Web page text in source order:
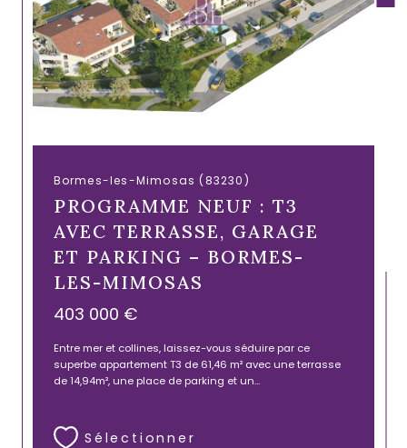
Bormes-les-Mimosas (83230)
PROGRAMME NEUF : T3
AVEC TERRASSE, GARAGE
ET PARKING – BORMES-
LES-MIMOSAS
403 000 €
Entre mer et collines, laissez-vous séduire par ce
superbe appartement T3 de 61,46 m² avec une terrasse
de 14,94m², une place de parking et un...
Sélectionner